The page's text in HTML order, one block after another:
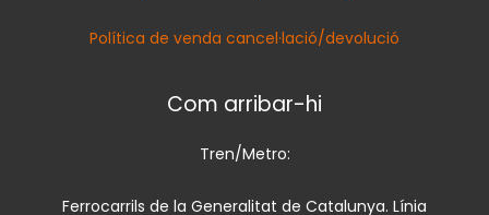
Política de venda cancel·lació/devolució
Com arribar-hi
Tren/Metro:
Ferrocarrils de la Generalitat de Catalunya. Línia